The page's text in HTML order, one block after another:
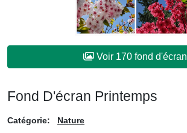
Voir 170 fond d'écran
Fond D'écran Printemps
Catégorie: Nature